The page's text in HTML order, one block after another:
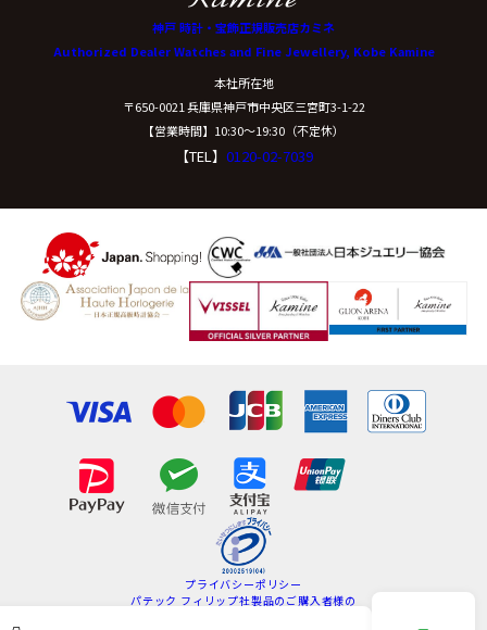
神戸 時計・宝飾正規販売店カミネ
Authorized Dealer Watches and Fine Jewellery, Kobe Kamine
本社所在地
〒650-0021 兵庫県神戸市中央区三宮町3-1-22
【営業時間】10:30〜19:30（不定休）
【TEL】 0120-02-7039
プライバシーポリシー
パテック フィリップ社製品のご購入者様の